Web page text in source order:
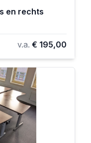
en rechts
v.a. € 195,00